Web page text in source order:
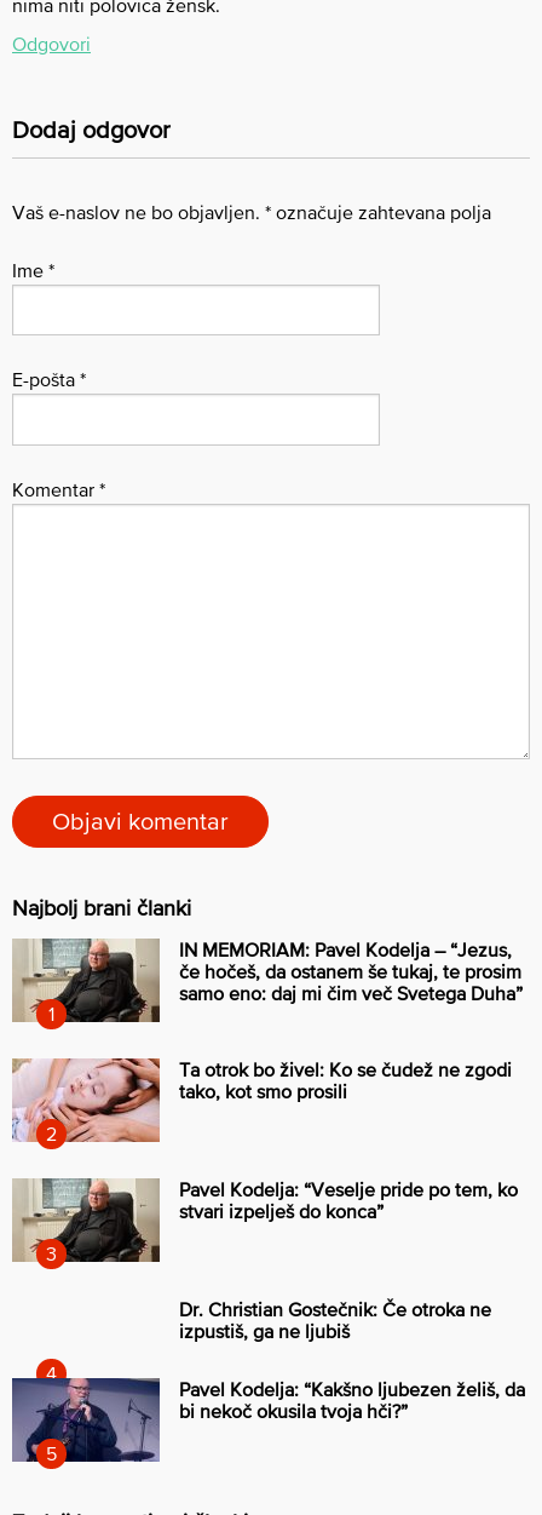
Odgovori
Dodaj odgovor
Vaš e-naslov ne bo objavljen. * označuje zahtevana polja
Ime *
E-pošta *
Komentar *
Najbolj brani članki
IN MEMORIAM: Pavel Kodelja – “Jezus,
če hočeš, da ostanem še tukaj, te prosim
samo eno: daj mi čim več Svetega Duha”
Ta otrok bo živel: Ko se čudež ne zgodi
tako, kot smo prosili
Pavel Kodelja: “Veselje pride po tem, ko
stvari izpelješ do konca”
Dr. Christian Gostečnik: Če otroka ne
izpustiš, ga ne ljubiš
Pavel Kodelja: “Kakšno ljubezen želiš, da
bi nekoč okusila tvoja hči?”